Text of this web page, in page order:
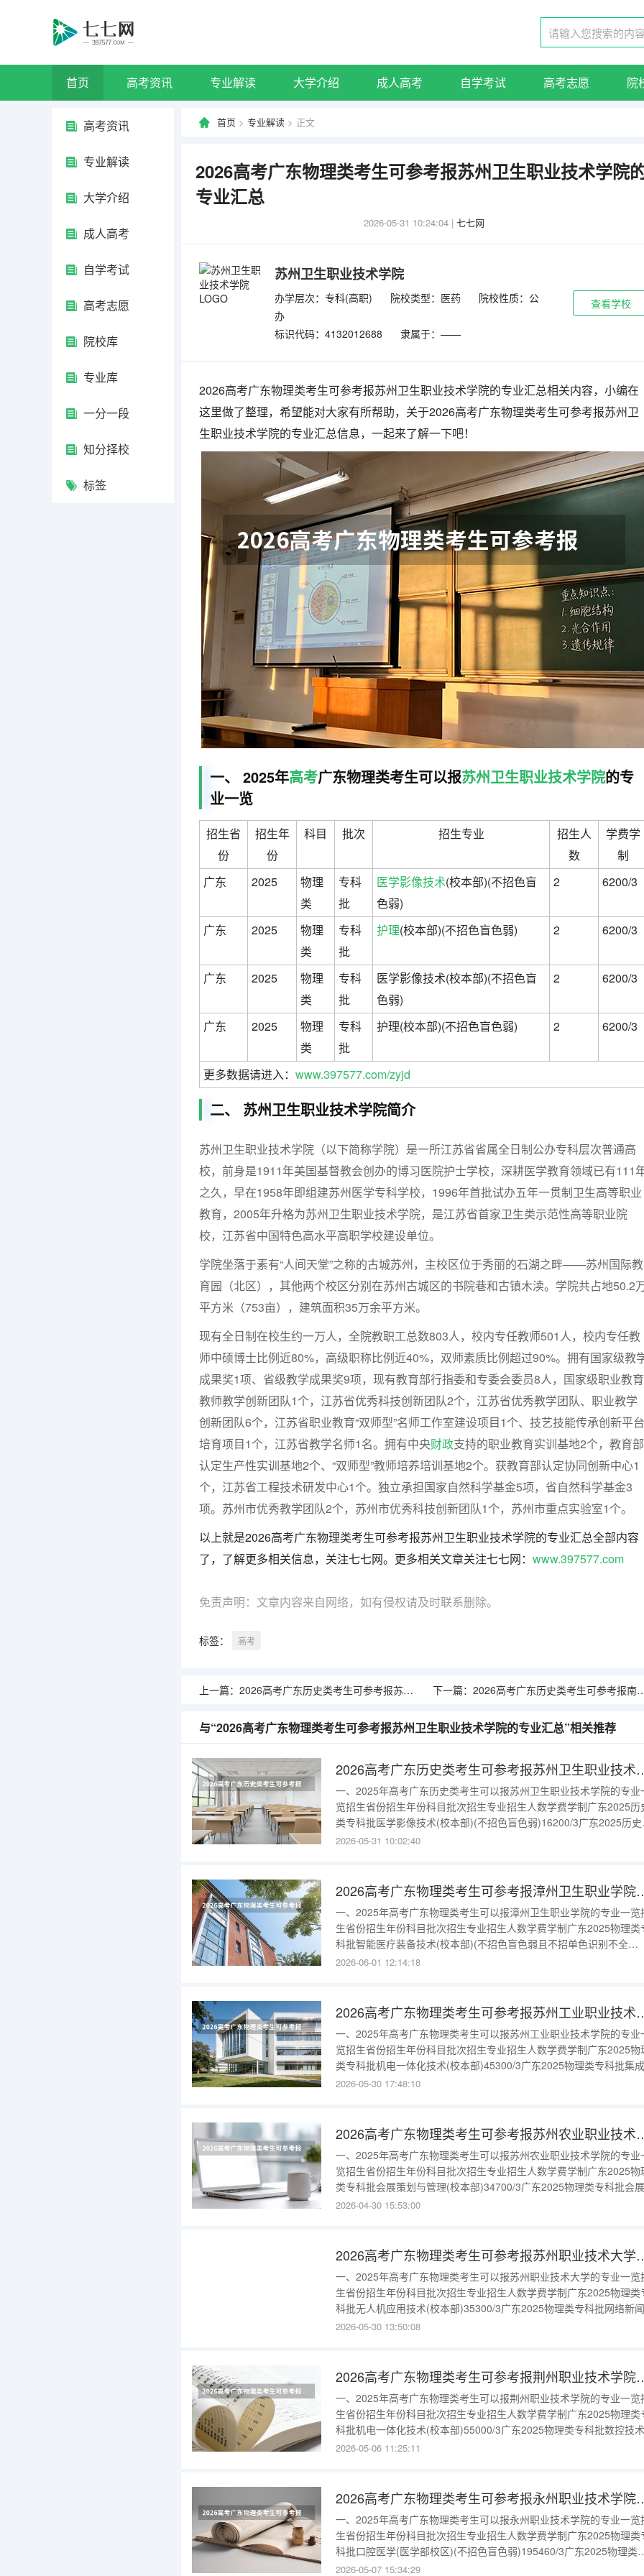
首页 高考资讯 专业解读 大学介绍 成人高考 自学考试 高考志愿 院
高考资讯
专业解读
大学介绍
成人高考
自学考试
高考志愿
院校库
专业库
一分一段
知分择校
标签
首页 > 专业解读 > 正文
2026高考广东物理类考生可参考报苏州卫生职业技术学院
专业汇总
2026-05-31 10:24:04 | 七七网
苏州卫生职业技术学院
办学层次：专科(高职) 院校类型：医药
院校性质：公
办
标识代码：4132012688
隶属于：——
查看学校
2026高考广东物理类考生可参考报苏州卫生职业技术学院的专业汇总相关内容，小编在
这里做了整理，希望能对大家有所帮助，关于2026高考广东物理类考生可参考报苏州卫
生职业技术学院的专业汇总信息，一起来了解一下吧！
一、 2025年高考广东物理类考生可以报苏州卫生职业技术学院的专
业一览
招生省
份
招生年
份
科目 批次 招生专业
招生人
数
学费学
制
广东
2025
物理
类
专科
批
医学影像技术(校本部)(不招色盲
色弱)
2 6200/3
广东 2025
物理
类
专科
批
护理(校本部)(不招色盲色弱) 2 6200/3
广东 2025
物理
类
专科
批
医学影像技术(校本部)(不招色盲
色弱)
2 6200/3
广东 2025
物理
类
专科
批
护理(校本部)(不招色盲色弱) 2 6200/3
更多数据请进入： www.397577.com/zyjd
二、 苏州卫生职业技术学院简介
苏州卫生职业技术学院（以下简称学院）是一所江苏省省属全日制公办专科层次普通高
校，前身是1911年美国基督教会创办的博习医院护士学校，深耕医学教育领域已有111
之久，早在1958年即组建苏州医学专科学校，1996年首批试办五年一贯制卫生高等职业
教育，2005年升格为苏州卫生职业技术学院，是江苏省首家卫生类示范性高等职业院
校，江苏省中国特色高水平高职学校建设单位。
学院坐落于素有“人间天堂”之称的古城苏州，主校区位于秀丽的石湖之畔——苏州国际教
育园（北区），其他两个校区分别在苏州古城区的书院巷和古镇木渎。学院共占地50.2
平方米（753亩），建筑面积35万余平方米。
现有全日制在校生约一万人，全院教职工总数803人，校内专任教师501人，校内专任教
师中硕博士比例近80%，高级职称比例近40%，双师素质比例超过90%。拥有国家级教
成果奖1项、省级教学成果奖9项，现有教育部行指委和专委会委员8人，国家级职业教育
教师教学创新团队1个，江苏省优秀科技创新团队2个，江苏省优秀教学团队、职业教学
创新团队6个，江苏省职业教育“双师型”名师工作室建设项目1个、技艺技能传承创新平台
培育项目1个，江苏省教学名师1名。拥有中央财政支持的职业教育实训基地2个，教育部
认定生产性实训基地2个、“双师型”教师培养培训基地2个。获教育部认定协同创新中心1
个，江苏省工程技术研发中心1个。独立承担国家自然科学基金5项，省自然科学基金3
项。苏州市优秀教学团队2个，苏州市优秀科技创新团队1个，苏州市重点实验室1个。
以上就是2026高考广东物理类考生可参考报苏州卫生职业技术学院的专业汇总全部内容
了，了解更多相关信息，关注七七网。更多相关文章关注七七网： www.397577.com
免责声明：文章内容来自网络，如有侵权请及时联系删除。
标签： 高考
上一篇： 2026高考广东历史类考生可参考报苏州卫生职业技术学院的专业汇总 下一篇： 2026高考广东历史类考生可参考报南京旅游职业学院的专业汇总
与“2026高考广东物理类考生可参考报苏州卫生职业技术学院的专业汇总”相关推荐
2026高考广东历史类
一、2025年高考广东历史类考生可以报苏州卫生职业技术学院的专业
览招生省份招生年份科目批次招生专业招生人数学费学制广东2025历
类专科批医学影像技术(校本部)(不招色盲色弱)16200/3广东2025历
专科批护理(校本部)(不招色盲色弱)16200/3广东2025历史类专科批
2026-05-31 10:02:40
2026高考广东物理
一、2025年高考广东物理类考生可以报漳州卫生职业学院的专业一览
生省份招生年份科目批次招生专业招生人数学费学制广东2025物理类
科批智能医疗装备技术(校本部)(不招色盲色弱且不招单色识别不全
者)36600/3广东2025物理类专科批临床医学(校本部)(不招色盲色弱
2026-06-01 12:14:18
2026高考广东物理类
一、2025年高考广东物理类考生可以报苏州工业职业技术学院的专业
览招生省份招生年份科目批次招生专业招生人数学费学制广东2025物
类专科批机电一体化技术(校本部)45300/3广东2025物理类专科批集
路技术(校本部)35300/3广东2025物理类专科批软件技术(校本
2026-05-30 17:48:10
2026高考广东物理类
一、2025年高考广东物理类考生可以报苏州农业职业技术学院的专业
览招生省份招生年份科目批次招生专业招生人数学费学制广东2025物
类专科批会展策划与管理(校本部)34700/3广东2025物理类专科批会
划与管理(校本部)34700/3更多数据请进入：{$cate_url}二、苏州农业
2026-04-30 15:53:00
2026高考广东物理
一、2025年高考广东物理类考生可以报苏州职业技术大学的专业一览
生省份招生年份科目批次招生专业招生人数学费学制广东2025物理类
科批无人机应用技术(校本部)35300/3广东2025物理类专科批网络新
传播(校本部)25300/3广东2025物理类专科批无人机应用技术(校本
2026-05-30 13:50:08
2026高考广东物理
一、2025年高考广东物理类考生可以报荆州职业技术学院的专业一览
生省份招生年份科目批次招生专业招生人数学费学制广东2025物理类
科批机电一体化技术(校本部)55000/3广东2025物理类专科批数控技术
(校本部)55000/3广东2025物理类专科批护理(校本部)55000/3广东
2026-05-06 11:25:11
2026高考广东物理
一、2025年高考广东物理类考生可以报永州职业技术学院的专业一览
生省份招生年份科目批次招生专业招生人数学费学制广东2025物理类
科批口腔医学(医学部校区)(不招色盲色弱)195460/3广东2025物理类
科批临床医学(医学部校区)(不招色盲色弱)155460/3广东2025物理类
2026-05-07 15:34:29